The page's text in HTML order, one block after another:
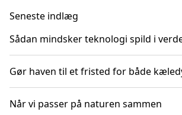
Seneste indlæg
Sådan mindsker teknologi spild i
Gør haven til et fristed for både
Når vi passer på naturen sammen